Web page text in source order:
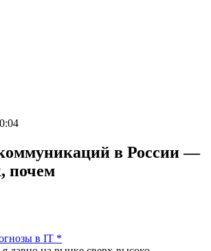
в России —
почем
в IT *